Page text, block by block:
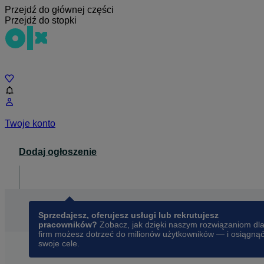
Przejdź do głównej części
Przejdź do stopki
Twoje konto
Dodaj ogłoszenie
Sprzedajesz, oferujesz usługi lub rekrutujesz
pracowników? Zobacz, jak dzięki naszym rozwiązaniom dla
firm możesz dotrzeć do milionów użytkowników — i osiągnąć
swoje cele.